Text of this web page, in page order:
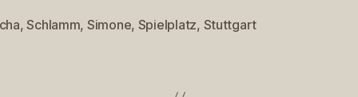
,Schlamm, Simone, Spielplatz, Stuttgart